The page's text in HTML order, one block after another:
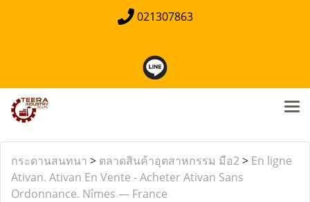
021307863
กระดานสนทนา > ตลาดสินค้าอุตสาหกรรม มือ2> En ligne
Ativan. Ativan En Vente - Acheter Ativan Sans
Ordonnance. Nîmes — France